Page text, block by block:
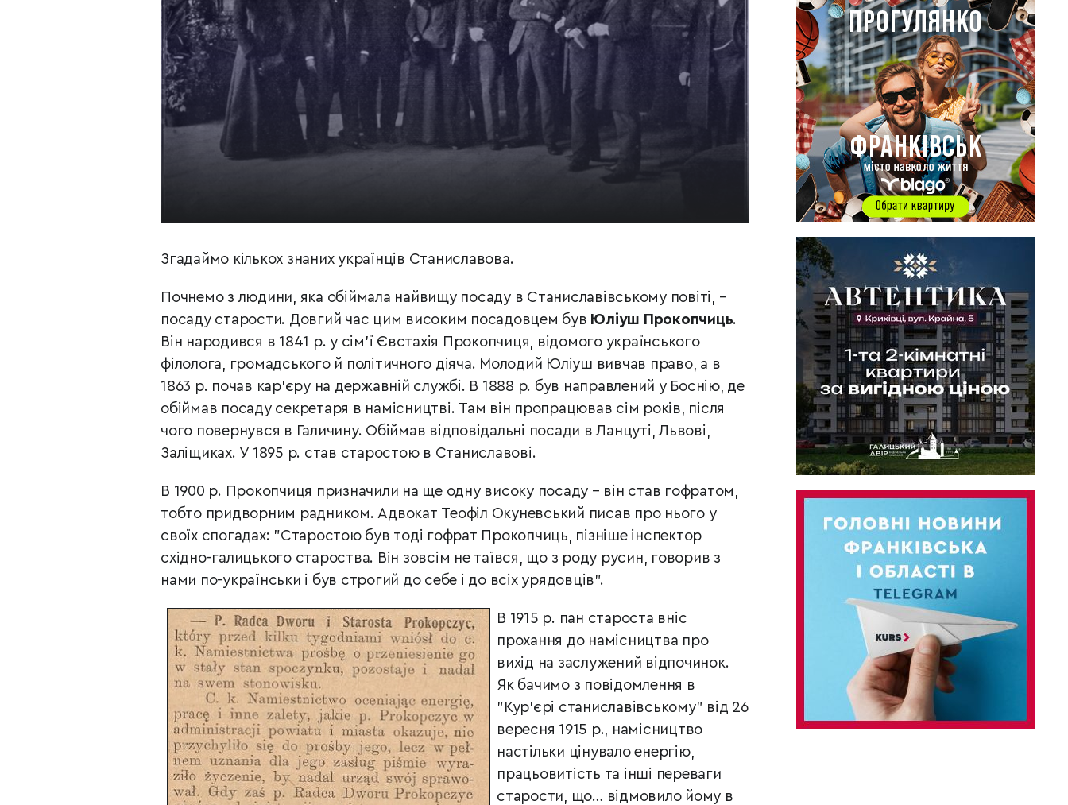
Згадаймо кількох знаних українців Станиславова.
Почнемо з людини, яка обіймала найвищу посаду в Станиславівському повіті, –
посаду старости. Довгий час цим високим посадовцем був Юліуш Прокопчиць.
Він народився в 1841 р. у сім’ї Євстахія Прокопчиця, відомого українського
філолога, громадського й політичного діяча. Молодий Юліуш вивчав право, а в
1863 р. почав кар’єру на державній службі. В 1888 р. був направлений у Боснію, де
обіймав посаду секретаря в намісництві. Там він пропрацював сім років, після
чого повернувся в Галичину. Обіймав відповідальні посади в Ланцуті, Львові,
Заліщиках. У 1895 р. став старостою в Станиславові.
В 1900 р. Прокопчиця призначили на ще одну високу посаду – він став гофратом,
тобто придворним радником. Адвокат Теофіл Окуневський писав про нього у
своїх спогадах: "Старостою був тоді гофрат Прокопчиць, пізніше інспектор
східно-галицького староства. Він зовсім не таївся, що з роду русин, говорив з
нами по-українськи і був строгий до себе і до всіх урядовців".
В 1915 р. пан староста вніс
прохання до намісництва про
вихід на заслужений відпочинок.
Як бачимо з повідомлення в
"Кур’єрі станиславівському" від 26
вересня 1915 р., намісництво
настільки цінувало енергію,
працьовитість та інші переваги
старости, що… відмовило йому в